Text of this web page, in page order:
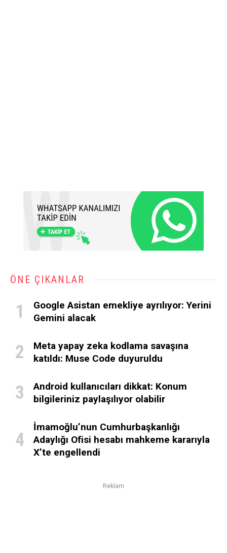
ÖNE ÇIKANLAR
Google Asistan emekliye ayrılıyor: Yerini
Gemini alacak
Meta yapay zeka kodlama savaşına
katıldı: Muse Code duyuruldu
Android kullanıcıları dikkat: Konum
bilgileriniz paylaşılıyor olabilir
İmamoğlu’nun Cumhurbaşkanlığı
Adaylığı Ofisi hesabı mahkeme kararıyla
X’te engellendi
Reklam